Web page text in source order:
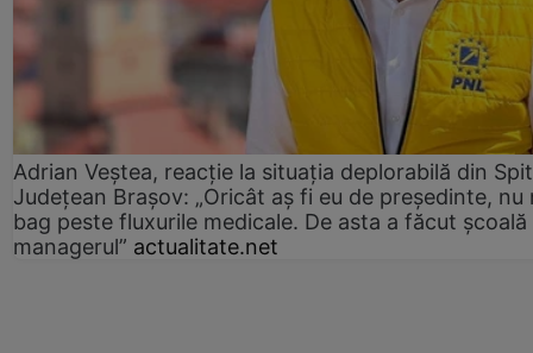
Adrian Veștea, reacție la situația deplorabilă din
Județean Brașov: „Oricât aș fi eu de președinte, nu
bag peste fluxurile medicale. De asta a făcut școală
managerul” actualitate.net